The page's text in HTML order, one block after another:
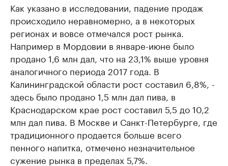
Как указано в исследовании, падение продаж
происходило неравномерно, а в некоторых
регионах и вовсе отмечался рост рынка.
Например в Мордовии в январе-июне было
продано 1,6 млн дал, что на 23,1% выше уровня
аналогичного периода 2017 года. В
Калининградской области рост составил 6,8%, -
здесь было продано 1,5 млн дал пива, в
Краснодарском крае рост составил 5,5 до 10,2
млн дал пива. В Москве и Санкт-Петербурге, где
традиционного продается больше всего
пенного напитка, отмечено незначительное
сужение рынка в пределах 5,7%.